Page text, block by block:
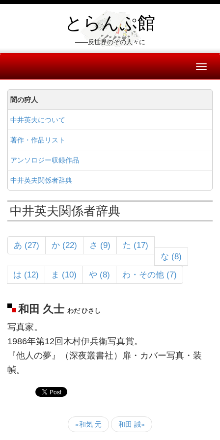
とらんぷ館
――反世界のその人々に
闇の狩人
中井英夫について
著作・作品リスト
アンソロジー収録作品
中井英夫関係者辞典
中井英夫関係者辞典
あ (27) か (22) さ (9)
た (17)
な (8)
は (12)
ま (10) や (8) わ・その他 (7)
和田 久士わだ ひさし
写真家。
1986年第12回木村伊兵衛写真賞。
『他人の夢』（深夜叢書社）扉・カバー写真・装
幀。
«和気 元 和田 誠»